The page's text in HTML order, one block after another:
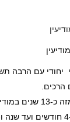
עם הרבה
הרכים.